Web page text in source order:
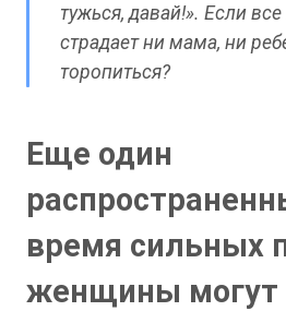
тужься, давай!». Если
страдает ни мама, ни
торопиться?
Еще один
время сильных
женщины могут